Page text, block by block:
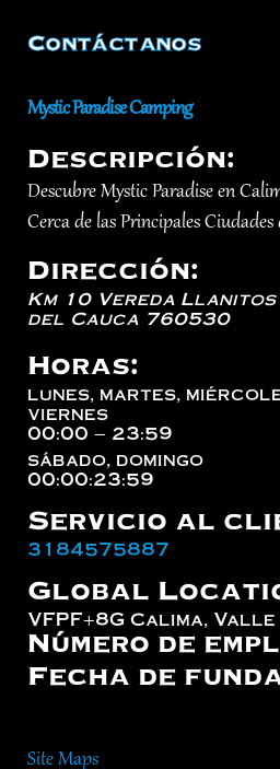
Contáctanos
Mystic Paradise Camping
Descripción:
Descubre Mystic Paradise en
Cerca de las Principales
Dirección:
Km 10 Vereda Llanitos
del Cauca 760530
Horas:
lunes, martes,
viernes
00:00 – 23:59
sábado, domingo
00:00:23:59
Servicio al
3184575887
Global
VFPF+8G Calima,
Número de
Fecha de
Site Maps